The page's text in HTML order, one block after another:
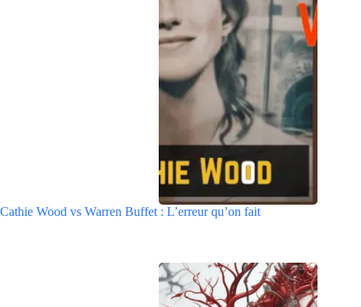
Cathie Wood vs Warren Buffet : L’erreur qu’on fait